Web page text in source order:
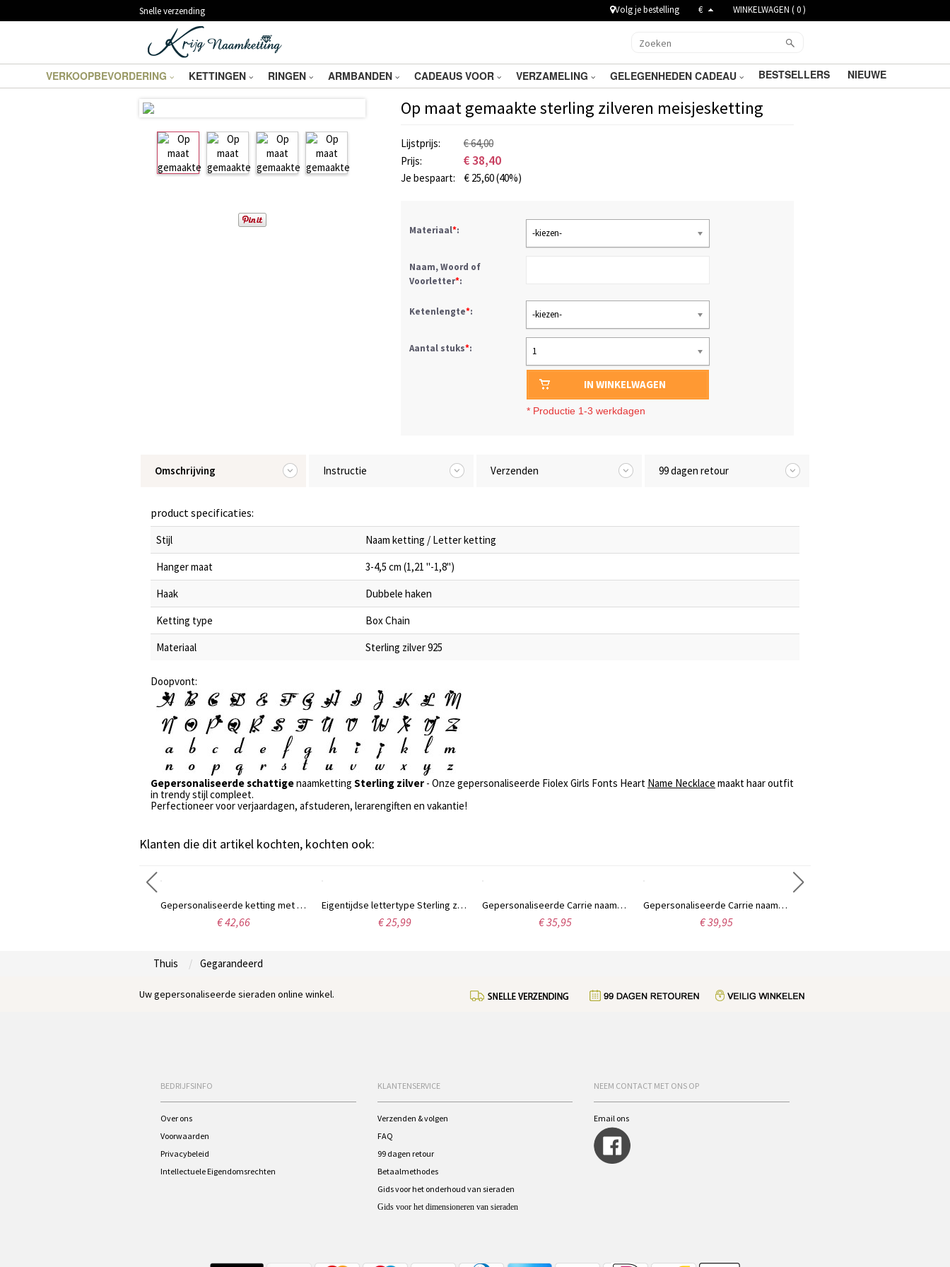
Snelle verzending Volg je bestelling € WINKELWAGEN (0)
VERKOOPBEVORDERING KETTINGEN RINGEN ARMBANDEN CADEAUS VOOR VERZAMELING GELEGENHEDEN CADEAU BESTSELLERS NIEUWE
Op maat gemaakte sterling zilveren meisjesketting
Lijstprijs:
€ 64,00
Prijs:
€38,40
Je bespaart: € 25,60(40%)
Materiaal*: -kiezen-
Naam, Woord of
Voorletter*:
Ketenlengte*: -kiezen-
Aantal stuks*: 1
IN WINKELWAGEN
* Productie 1-3 werkdagen
Omschrijving Instructie Verzenden 99 dagen retour
product specificaties:
Stijl
Naam ketting / Letter ketting
Hanger maat
3-4,5 cm (1,21 "-1,8")
Haak
Dubbele haken
Ketting type
Box Chain
Materiaal
Sterling zilver 925
Doopvont:
Gepersonaliseerde schattigenaamketting Sterling zilver - Onze gepersonaliseerde Fiolex Girls Fonts Heart Name Necklace maakt haar outfit
in trendy stijl compleet.
Perfectioneer voor verjaardagen, afstuderen, lerarengiften en vakantie!
Klanten die dit artikel kochten, kochten ook:
Gepersonaliseerde ketting met initialen en monogram in wijnranklettertype, sterling zilver.
€ 42,66
Eigentijdse lettertype Sterling zilveren naamketting
€ 25,99
Gepersonaliseerde Carrie naamketting, 18 karaats verguld.
€ 35,95
Gepersonaliseerde Carrie naamketting van sterling zilver
€ 39,95
Thuis Gegarandeerd
Uw gepersonaliseerde sieraden online winkel.
BEDRIJFSINFO
Over ons
Voorwaarden
Privacybeleid
Intellectuele Eigendomsrechten
KLANTENSERVICE
Verzenden & volgen
FAQ
99 dagen retour
Betaalmethodes
Gids voor het onderhoud van sieraden
Gids voor het dimensioneren van sieraden
NEEM CONTACT MET ONS OP
Email ons